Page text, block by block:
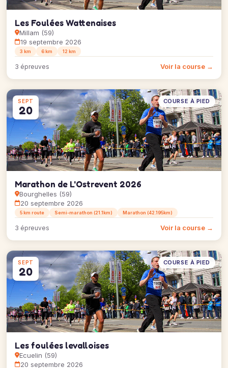
Les Foulées Wattenaises
Millam (59)
19 septembre 2026
3 km 6 km 12 km
3 épreuves Voir la course →
SEPT
20
COURSE À PIED
Marathon de L'Ostrevent 2026
Bourghelles (59)
20 septembre 2026
5 km route Semi-marathon (21.1km) Marathon (42.195km)
3 épreuves Voir la course →
SEPT
20
COURSE À PIED
Les foulées levalloises
Ecuelin (59)
20 septembre 2026